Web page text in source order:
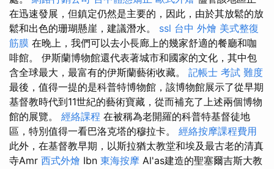
在迅速發展，但鎮定仍然是主要的，因此，由於其放鬆的放
鬆和出色的珊瑚懸崖，建議潛水。 ssl 台中 外燴 美式整復
筋膜 在晚上，我們可以去小長廊上的幾家舒適的餐廳和咖
啡館。 伊斯蘭博物館還代表著城市和國家的文化，其中包
含全球最大，最富有的伊斯蘭藝術收藏。 記帳士 考試 難度
最後，值得一提的是科普特博物館，該博物館展示了從早期
基督教時代到11世紀的藝術寶藏，從而補充了上述兩個博物
館的展覽。 經絡課程 在被稱為老開羅的科普特基督徒地
區，特別值得一看巴洛克塔的穆拉卡。 經絡按摩課程費用
此外，在基督教早期，以斯拉猶太教堂和埃及最古老的清真
寺Amr 西式外燴 Ibn 東海按摩 Al'as建造的聖塞爾吉斯大教